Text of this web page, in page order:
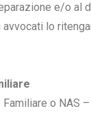
e/o al
avvocati lo
o NAS